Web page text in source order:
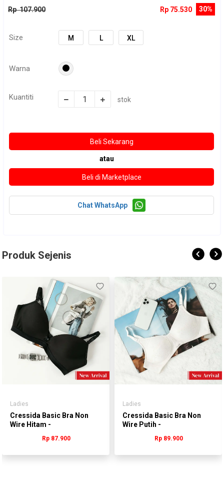
Rp 107.900
30%
Rp 75.530
Size M L XL
Warna
Kuantiti stok
atau
Chat WhatsApp
Produk Sejenis
Ladies
Cressida Basic Bra Non
Wire Hitam -
Rp 87.900
Ladies
Cressida Basic Bra Non
Wire Putih -
Rp 89.900